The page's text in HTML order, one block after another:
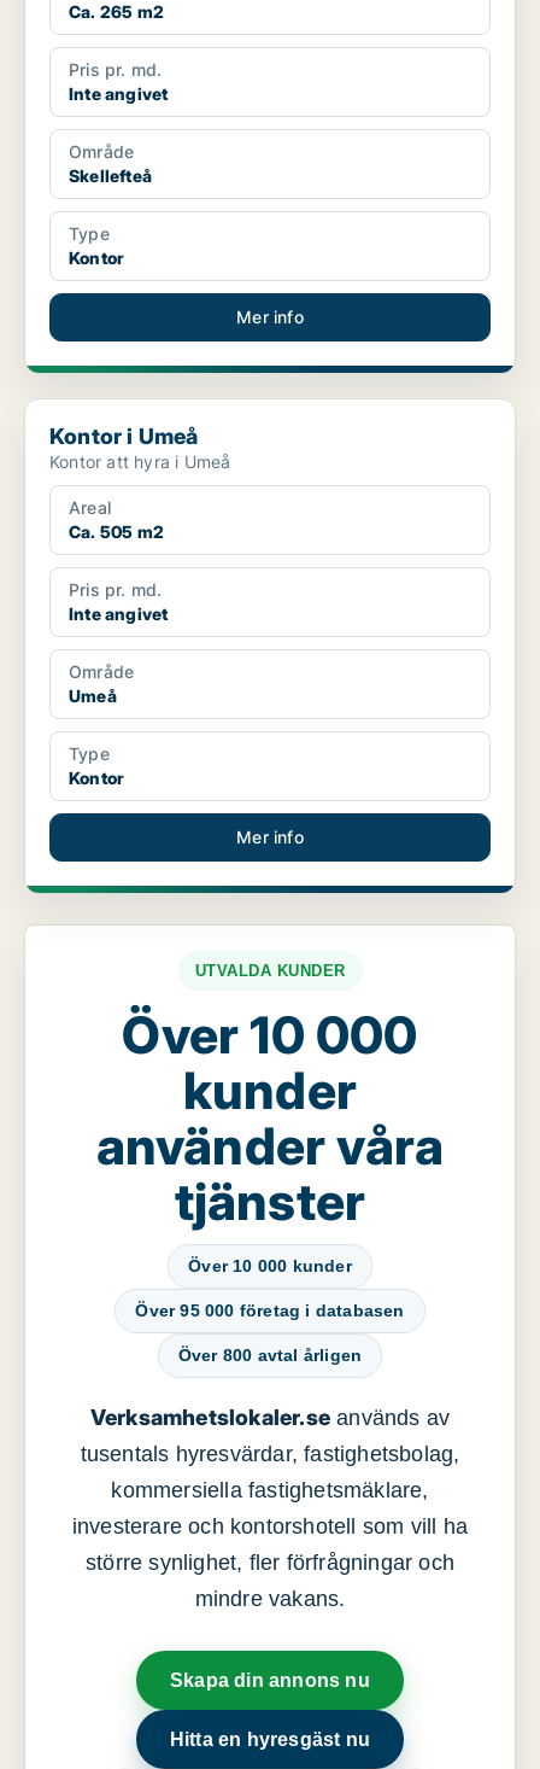
Ca. 265 m2
Pris pr. md.
Inte angivet
Område
Skellefteå
Type
Kontor
Mer info
Kontor i Umeå
Kontor i Umeå
Kontor att hyra i Umeå
Areal
Ca. 505 m2
Pris pr. md.
Inte angivet
Område
Umeå
Type
Kontor
Mer info
UTVALDA KUNDER
Över 10 000
kunder
använder våra
tjänster
Över 10 000 kunder
Över 95 000 företag i databasen
Över 800 avtal årligen
Verksamhetslokaler.se används av
tusentals hyresvärdar, fastighetsbolag,
kommersiella fastighetsmäklare,
investerare och kontorshotell som vill ha
större synlighet, fler förfrågningar och
mindre vakans.
Skapa din annons nu
Hitta en hyresgäst nu